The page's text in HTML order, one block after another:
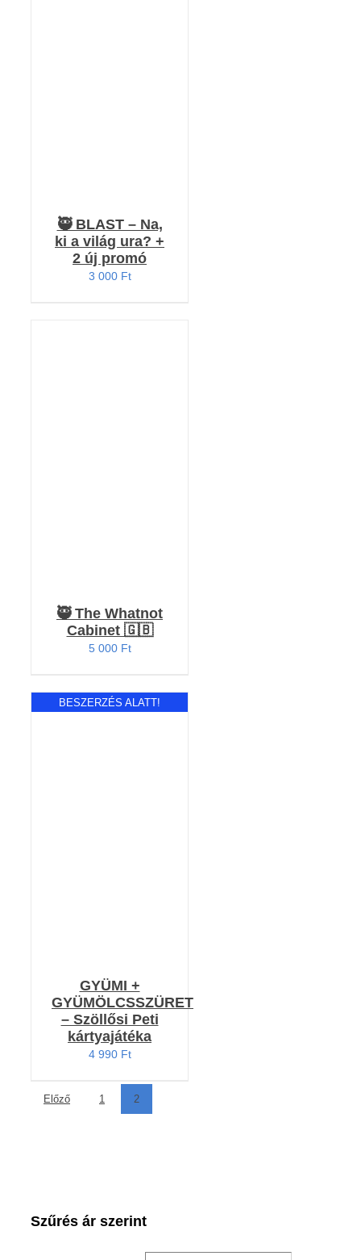
🥷 BLAST – Na,
ki a világ ura? +
2 új promó
3 000 Ft
🥷 The Whatnot
Cabinet 🇬🇧
5 000 Ft
BESZERZÉS ALATT!
GYÜMI +
GYÜMÖLCSSZÜRET
– Szöllősi Peti
kártyajátéka
4 990 Ft
Előző 1 2
Szűrés ár szerint